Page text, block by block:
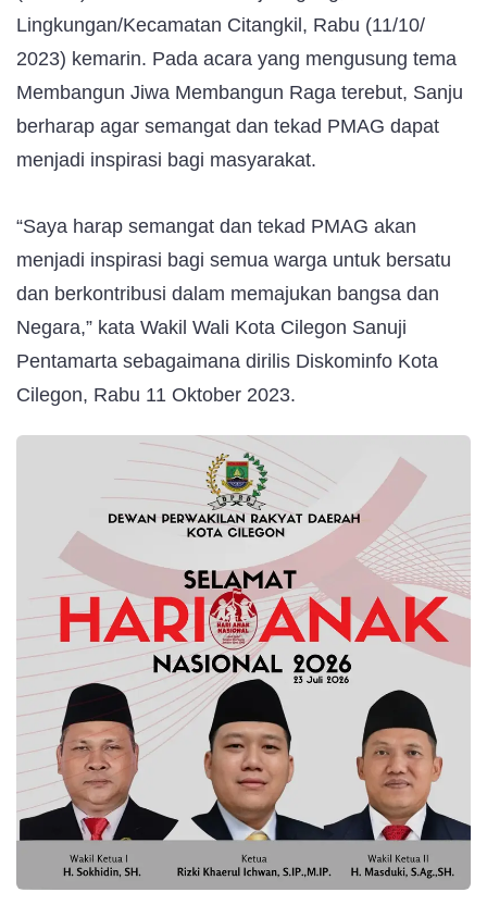
Lingkungan/Kecamatan Citangkil, Rabu (11/10/
2023) kemarin. Pada acara yang mengusung tema
Membangun Jiwa Membangun Raga terebut, Sanju
berharap agar semangat dan tekad PMAG dapat
menjadi inspirasi bagi masyarakat.
“Saya harap semangat dan tekad PMAG akan
menjadi inspirasi bagi semua warga untuk bersatu
dan berkontribusi dalam memajukan bangsa dan
Negara,” kata Wakil Wali Kota Cilegon Sanuji
Pentamarta sebagaimana dirilis Diskominfo Kota
Cilegon, Rabu 11 Oktober 2023.